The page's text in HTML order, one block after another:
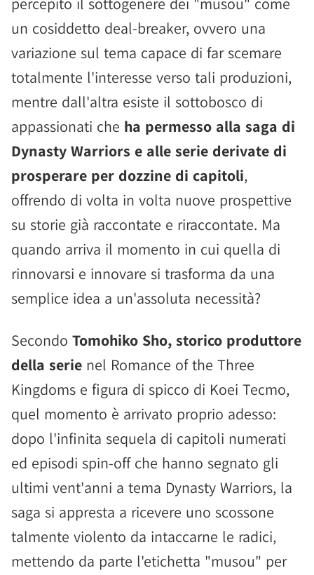
un cosiddetto deal-breaker, ovvero una
variazione sul tema capace di far scemare
totalmente l'interesse verso tali produzioni,
mentre dall'altra esiste il sottobosco di
appassionati che ha permesso alla saga di
Dynasty Warriors e alle serie derivate di
prosperare per dozzine di capitoli,
offrendo di volta in volta nuove prospettive
su storie già raccontate e riraccontate. Ma
quando arriva il momento in cui quella di
rinnovarsi e innovare si trasforma da una
semplice idea a un'assoluta necessità?
Secondo Tomohiko Sho, storico produttore
della serie nel Romance of the Three
Kingdoms e figura di spicco di Koei Tecmo,
quel momento è arrivato proprio adesso:
dopo l'infinita sequela di capitoli numerati
ed episodi spin-off che hanno segnato gli
ultimi vent'anni a tema Dynasty Warriors, la
saga si appresta a ricevere uno scossone
talmente violento da intaccarne le radici,
mettendo da parte l'etichetta "musou" per